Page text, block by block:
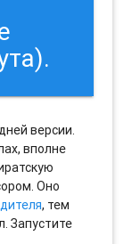
версии.
вполне
Оно
, тем
Запустите